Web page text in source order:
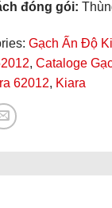
đóng gói:
Gạch Ấn Độ
, Cataloge
62012, Kiara